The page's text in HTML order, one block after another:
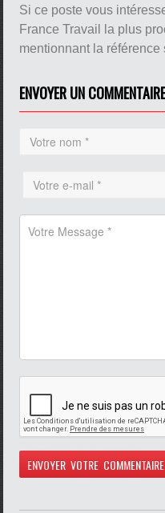
Si ce poste vous
France Travail la plus
mentionnant la référence
ENVOYER UN